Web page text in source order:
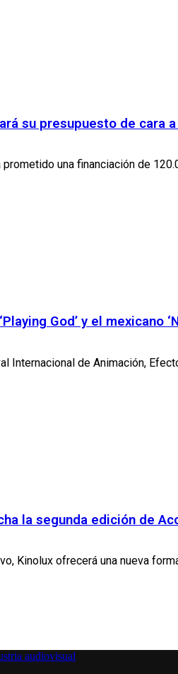
su presupuesto de cara
una financiación de
God’ y el mexicano
Internacional de Animación,
la segunda edición de
Kinolux ofrecerá una nueva